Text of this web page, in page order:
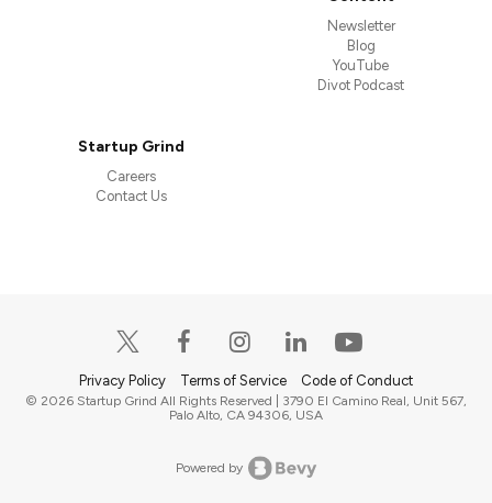
Newsletter
Blog
YouTube
Divot Podcast
Startup Grind
Careers
Contact Us
Privacy Policy Terms of Service Code of Conduct
© 2026 Startup Grind All Rights Reserved | 3790 El Camino Real, Unit 567,
Palo Alto, CA 94306, USA
Powered by